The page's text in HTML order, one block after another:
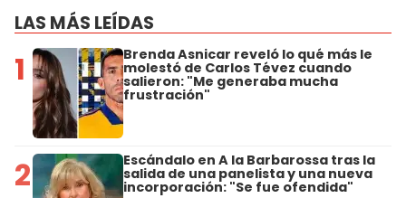
LAS MÁS LEÍDAS
1 Brenda Asnicar reveló lo qué más le
molestó de Carlos Tévez cuando
salieron: "Me generaba mucha
frustración"
2 Escándalo en A la Barbarossa tras la
salida de una panelista y una nueva
incorporación: "Se fue ofendida"